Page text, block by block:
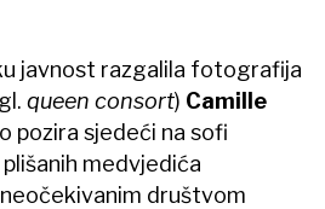
javnost razgalila fotografija
queen consort) Camille
pozira sjedeći na sofi
medvjedića
društvom